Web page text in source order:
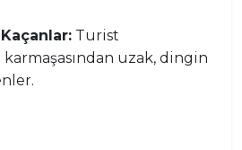
Turist
uzak, dingin